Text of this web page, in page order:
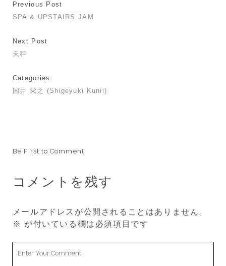
Previous Post
SPA & UPSTAIRS JAM
Next Post
天秤
Categories
国井 栄之 (Shigeyuki Kunii)
Be First to Comment
コメントを残す
メールアドレスが公開されることはありません。
※ が付いている欄は必須項目です